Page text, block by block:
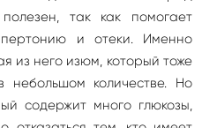
так как помогает
и отеки. Именно
из него изюм, который тоже
количестве. Но
содержит много глюкозы,